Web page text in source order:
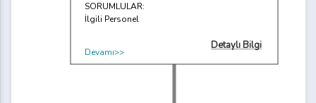
SORUMLULAR:
İlgili Personel
Detaylı Bilgi
Devamı>>